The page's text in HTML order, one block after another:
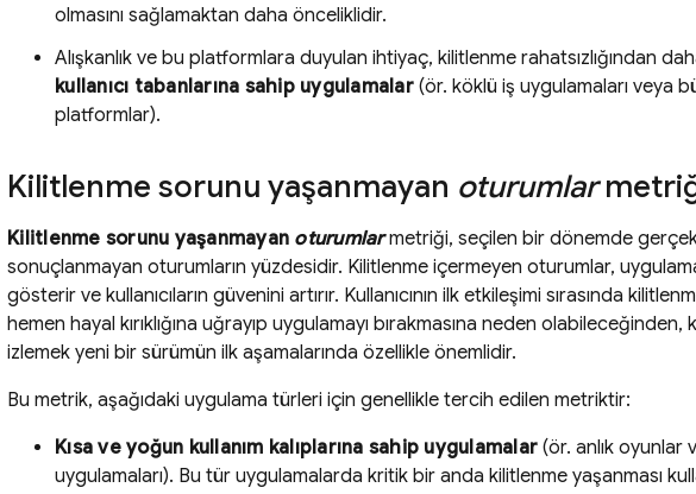
olmasını sağlamaktan daha önceliklidir.
Alışkanlık ve bu platformlara duyulan ihtiyaç, kilitlenme rahatsızlığından
kullanıcı tabanlarına sahip uygulamalar(ör. köklü iş uygulamaları veya
platformlar).
Kilitlenme sorunu yaşanmayan oturumlar
Kilitlenme sorunu yaşanmayan oturumlarmetriği, seçilen bir dönemde
sonuçlanmayan oturumların yüzdesidir. Kilitlenme içermeyen oturumlar,
gösterir ve kullanıcıların güvenini artırır. Kullanıcının ilk etkileşimi sırasında
hemen hayal kırıklığına uğrayıp uygulamayı bırakmasına neden
izlemek yeni bir sürümün ilk aşamalarında özellikle önemlidir.
Bu metrik, aşağıdaki uygulama türleri için genellikle tercih edilen metriktir:
Kısa ve yoğun kullanım kalıplarına sahip uygulamalar (ör. anlık oyunlar
uygulamaları). Bu tür uygulamalarda kritik bir anda kilitlenme yaşanması